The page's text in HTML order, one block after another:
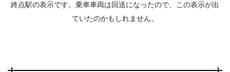
終点駅の表示です。乗車車両は回送になったので、この表示が出
ていたのかもしれません。